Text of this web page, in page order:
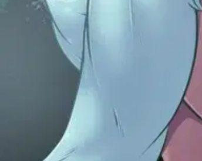
Tuotekuvaus
Moonflower Pollination is an erotic fantasy comic
Ominaisuudet